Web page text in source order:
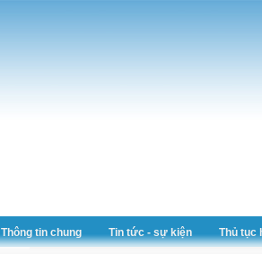
Thông tin chung Tin tức - sự kiện Thủ tục